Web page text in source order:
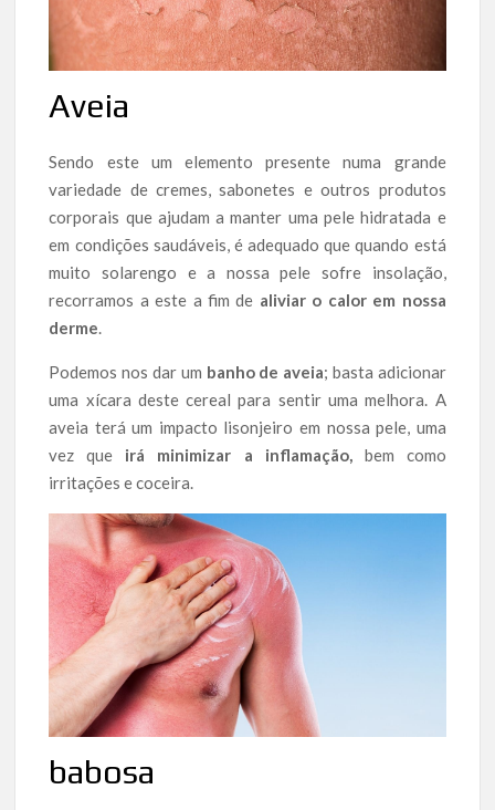
Aveia
Sendo este um elemento presente numa grande
variedade de cremes, sabonetes e outros produtos
corporais que ajudam a manter uma pele hidratada e
em condições saudáveis, é adequado que quando está
muito solarengo e a nossa pele sofre insolação,
recorramos a este a fim de aliviar o calor em nossa
derme.
Podemos nos dar um banho de aveia; basta adicionar
uma xícara deste cereal para sentir uma melhora. A
aveia terá um impacto lisonjeiro em nossa pele, uma
vez que irá minimizar a inflamação, bem como
irritações e coceira.
babosa